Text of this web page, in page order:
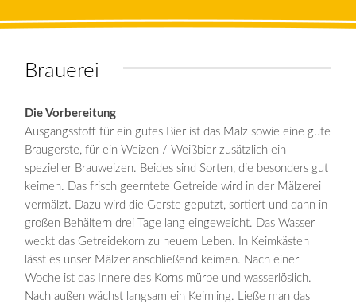
Brauerei
Die Vorbereitung
Ausgangsstoff für ein gutes Bier ist das Malz sowie eine gute
Braugerste, für ein Weizen / Weißbier zusätzlich ein
spezieller Brauweizen. Beides sind Sorten, die besonders gut
keimen. Das frisch geerntete Getreide wird in der Mälzerei
vermälzt. Dazu wird die Gerste geputzt, sortiert und dann in
großen Behältern drei Tage lang eingeweicht. Das Wasser
weckt das Getreidekorn zu neuem Leben. In Keimkästen
lässt es unser Mälzer anschließend keimen. Nach einer
Woche ist das Innere des Korns mürbe und wasserlöslich.
Nach außen wächst langsam ein Keimling. Ließe man das